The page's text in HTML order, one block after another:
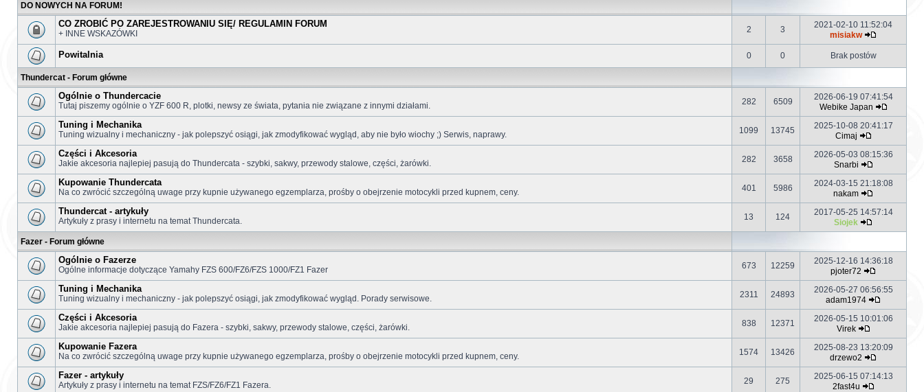
DO NOWYCH NA FORUM!
CO ZROBIĆ PO ZAREJESTROWANIU SIĘ/ REGULAMIN FORUM
+ INNE WSKAZÓWKI 2 3
2021-02-10 11:52:04
misiakw
Powitalnia 0 0 Brak postów
Thundercat - Forum główne
Ogólnie o Thundercacie
Tutaj piszemy ogólnie o YZF 600 R, plotki, newsy ze świata, pytania nie związane z innymi działami. 282 6509
2026-06-19 07:41:54
Webike Japan
Tuning i Mechanika
Tuning wizualny i mechaniczny - jak polepszyć osiągi, jak zmodyfikować wygląd, aby nie było wiochy ;) Serwis, naprawy. 1099 13745
2025-10-08 20:41:17
Cimaj
Części i Akcesoria
Jakie akcesoria najlepiej pasują do Thundercata - szybki, sakwy, przewody stalowe, części, żarówki. 282 3658
2026-05-03 08:15:36
Snarbi
Kupowanie Thundercata
Na co zwrócić szczególną uwage przy kupnie używanego egzemplarza, prośby o obejrzenie motocykli przed kupnem, ceny. 401 5986
2024-03-15 21:18:08
nakam
Thundercat - artykuły
Artykuły z prasy i internetu na temat Thundercata. 13 124
2017-05-25 14:57:14
Siojek
Fazer - Forum główne
Ogólnie o Fazerze
Ogólne informacje dotyczące Yamahy FZS 600/FZ6/FZS 1000/FZ1 Fazer 673 12259
2025-12-16 14:36:18
pjoter72
Tuning i Mechanika
Tuning wizualny i mechaniczny - jak polepszyć osiągi, jak zmodyfikować wygląd. Porady serwisowe. 2311 24893
2026-05-27 06:56:55
adam1974
Części i Akcesoria
Jakie akcesoria najlepiej pasują do Fazera - szybki, sakwy, przewody stalowe, części, żarówki. 838 12371
2026-05-15 10:01:06
Virek
Kupowanie Fazera
Na co zwrócić szczególną uwage przy kupnie używanego egzemplarza, prośby o obejrzenie motocykli przed kupnem, ceny. 1574 13426
2025-08-23 13:20:09
drzewo2
Fazer - artykuły
Artykuły z prasy i internetu na temat FZS/FZ6/FZ1 Fazera. 29 275
2025-06-15 07:14:13
2fast4u